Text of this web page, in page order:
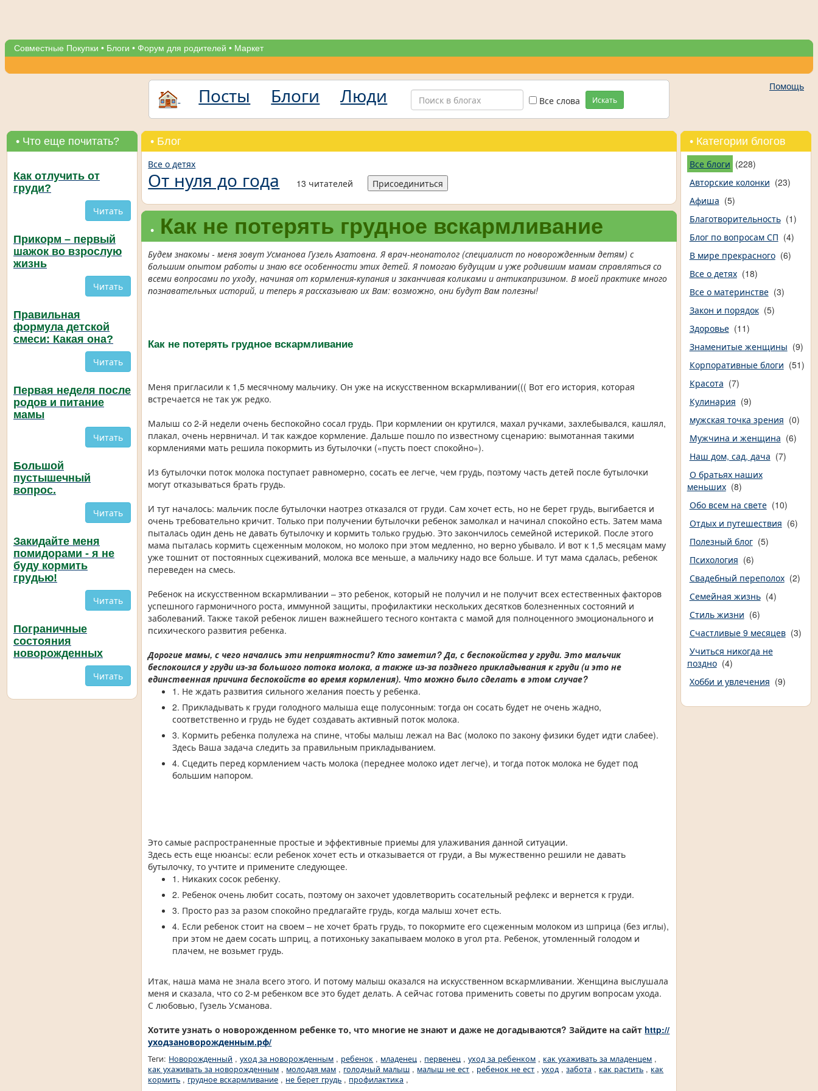
Совместные Покупки • Блоги • Форум для родителей • Маркет
Посты Блоги Люди Все слова Искать
Помощь
• Блог
Все о детях
От нуля до года 13 читателей Присоединиться
• Как не потерять грудное вскармливание
Будем знакомы - меня зовут Усманова Гузель Азатовна. Я врач-неонатолог (специалист по новорожденным детям) с
большим опытом работы и знаю все особенности этих детей. Я помогаю будущим и уже родившим мамам справляться со
всеми вопросами по уходу, начиная от кормления-купания и заканчивая коликами и антикапризином. В моей практике много
познавательных историй, и теперь я рассказываю их Вам: возможно, они будут Вам полезны!
Как не потерять грудное вскармливание
Меня пригласили к 1,5 месячному мальчику. Он уже на искусственном вскармливании((( Вот его история, которая
встречается не так уж редко.
Малыш со 2-й недели очень беспокойно сосал грудь. При кормлении он крутился, махал ручками, захлебывался, кашлял,
плакал, очень нервничал. И так каждое кормление. Дальше пошло по известному сценарию: вымотанная такими
кормлениями мать решила покормить из бутылочки («пусть поест спокойно»).
Из бутылочки поток молока поступает равномерно, сосать ее легче, чем грудь, поэтому часть детей после бутылочки
могут отказываться брать грудь.
И тут началось: мальчик после бутылочки наотрез отказался от груди. Сам хочет есть, но не берет грудь, выгибается и
очень требовательно кричит. Только при получении бутылочки ребенок замолкал и начинал спокойно есть. Затем мама
пыталась один день не давать бутылочку и кормить только грудью. Это закончилось семейной истерикой. После этого
мама пыталась кормить сцеженным молоком, но молоко при этом медленно, но верно убывало. И вот к 1,5 месяцам маму
уже тошнит от постоянных сцеживаний, молока все меньше, а мальчику надо все больше. И тут мама сдалась, ребенок
переведен на смесь.
Ребенок на искусственном вскармливании – это ребенок, который не получил и не получит всех естественных факторов
успешного гармоничного роста, иммунной защиты, профилактики нескольких десятков болезненных состояний и
заболеваний. Также такой ребенок лишен важнейшего тесного контакта с мамой для полноценного эмоционального и
психического развития ребенка.
Дорогие мамы, с чего начались эти неприятности? Кто заметил? Да, с беспокойства у груди. Это мальчик
беспокоился у груди из-за большого потока молока, а также из-за позднего прикладывания к груди (и это не
единственная причина беспокойств во время кормления). Что можно было сделать в этом случае?
1. Не ждать развития сильного желания поесть у ребенка.
2. Прикладывать к груди голодного малыша еще полусонным: тогда он сосать будет не очень жадно,
соответственно и грудь не будет создавать активный поток молока.
3. Кормить ребенка полулежа на спине, чтобы малыш лежал на Вас (молоко по закону физики будет идти слабее).
Здесь Ваша задача следить за правильным прикладыванием.
4. Сцедить перед кормлением часть молока (переднее молоко идет легче), и тогда поток молока не будет под
большим напором.
Это самые распространенные простые и эффективные приемы для улаживания данной ситуации.
Здесь есть еще нюансы: если ребенок хочет есть и отказывается от груди, а Вы мужественно решили не давать
бутылочку, то учтите и примените следующее.
1. Никаких сосок ребенку.
2. Ребенок очень любит сосать, поэтому он захочет удовлетворить сосательный рефлекс и вернется к груди.
3. Просто раз за разом спокойно предлагайте грудь, когда малыш хочет есть.
4. Если ребенок стоит на своем – не хочет брать грудь, то покормите его сцеженным молоком из шприца (без иглы),
при этом не даем сосать шприц, а потихоньку закапываем молоко в угол рта. Ребенок, утомленный голодом и
плачем, не возьмет грудь.
Итак, наша мама не знала всего этого. И потому малыш оказался на искусственном вскармливании. Женщина выслушала
меня и сказала, что со 2-м ребенком все это будет делать. А сейчас готова применить советы по другим вопросам ухода.
С любовью, Гузель Усманова.
Хотите узнать о новорожденном ребенке то, что многие не знают и даже не догадываются? Зайдите на сайт http://
уходзановорожденным.рф/
Теги: Новорожденный ,уход за новорожденным , ребенок , младенец , первенец ,уход за ребенком , как ухаживать за младенцем ,
как ухаживать за новорожденным , молодая мам , голодный малыш , малыш не ест , ребенок не ест ,уход ,забота , как растить , как
кормить , грудное вскармливание , не берет грудь , профилактика ,
• Что еще почитать?
Как отлучить от
груди?
Читать
Прикорм – первый
шажок во взрослую
жизнь
Читать
Правильная
формула детской
смеси: Какая она?
Читать
Первая неделя после
родов и питание
мамы
Читать
Большой
пустышечный
вопрос.
Читать
Закидайте меня
помидорами - я не
буду кормить
грудью!
Читать
Пограничные
состояния
новорожденных
Читать
• Категории блогов
Все блоги (228)
Авторские колонки (23)
Афиша (5)
Благотворительность (1)
Блог по вопросам СП (4)
В мире прекрасного (6)
Все о детях (18)
Все о материнстве (3)
Закон и порядок (5)
Здоровье (11)
Знаменитые женщины (9)
Корпоративные блоги (51)
Красота (7)
Кулинария (9)
мужская точка зрения (0)
Мужчина и женщина (6)
Наш дом, сад, дача (7)
О братьях наших
меньших (8)
Обо всем на свете (10)
Отдых и путешествия (6)
Полезный блог (5)
Психология (6)
Свадебный переполох (2)
Семейная жизнь (4)
Стиль жизни (6)
Счастливые 9 месяцев (3)
Учиться никогда не
поздно (4)
Хобби и увлечения (9)